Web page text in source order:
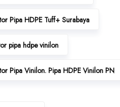
Pipa HDPE Tuff+ Surabaya
pipa hdpe vinilon
Pipa Vinilon. Pipa HDPE Vinilon PN